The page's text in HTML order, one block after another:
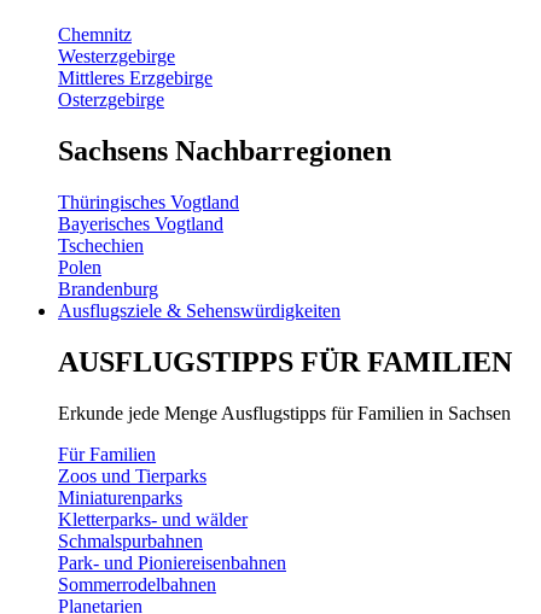
Chemnitz
Westerzgebirge
Mittleres Erzgebirge
Osterzgebirge
Sachsens Nachbarregionen
Thüringisches Vogtland
Bayerisches Vogtland
Tschechien
Polen
Brandenburg
Ausflugsziele & Sehenswürdigkeiten
AUSFLUGSTIPPS FÜR FAMILIEN
Erkunde jede Menge Ausflugstipps für Familien in Sachsen
Für Familien
Zoos und Tierparks
Miniaturenparks
Kletterparks- und wälder
Schmalspurbahnen
Park- und Pioniereisenbahnen
Sommerrodelbahnen
Planetarien